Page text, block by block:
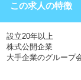
この求人の特徴
設立20年以上
株式公開企業
大手企業のグループ